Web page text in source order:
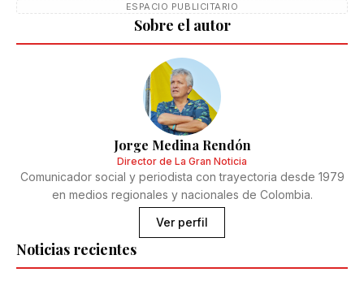
ESPACIO PUBLICITARIO
Noticias recientes
Sobre el autor
Jorge Medina Rendón
Director de La Gran Noticia
Comunicador social y periodista con trayectoria desde 1979
en medios regionales y nacionales de Colombia.
Ver perfil